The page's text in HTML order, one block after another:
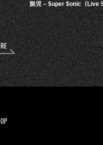
鋭児 – $uper $onic（Live